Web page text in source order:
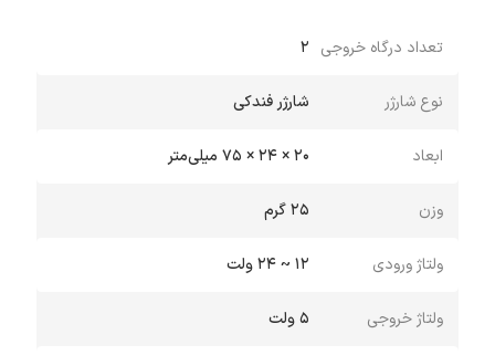
تعداد درگاه خروجی 2
نوع شارژر شارژر فندکی
ابعاد 20 × 24 × 75 میلی‌متر
وزن 25 گرم
ولتاژ ورودی 12 ~ 24 ولت
ولتاژ خروجی 5 ولت